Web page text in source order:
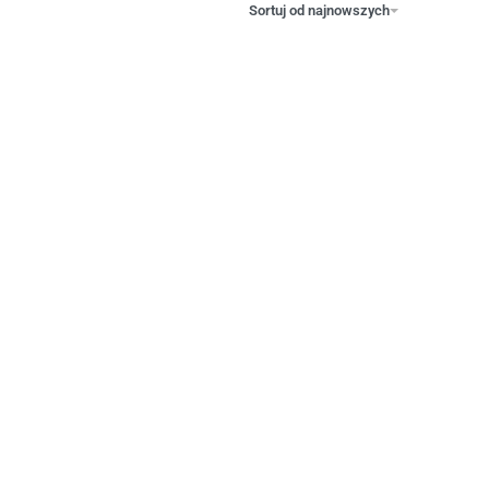
Sortuj od najnowszych